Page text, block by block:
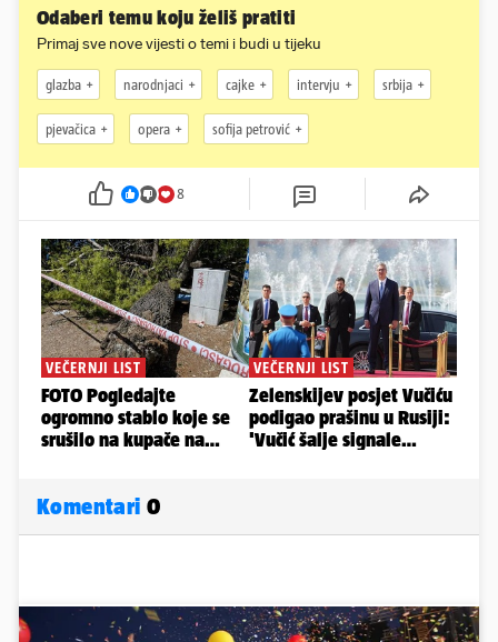
Odaberi temu koju želiš pratiti
Primaj sve nove vijesti o temi i budi u tijeku
glazba narodnjaci cajke intervju srbija
pjevačica opera sofija petrović
8
Komentari 0